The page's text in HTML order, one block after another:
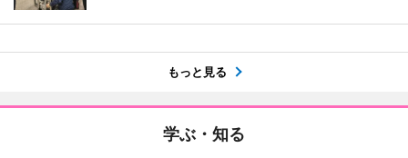
もっと見る
学ぶ・知る